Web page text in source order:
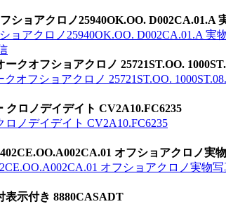
ショアクロノ25940OK.OO. D002CA.01.A
ョアクロノ25940OK.OO. D002CA.01.A 実
クオフショアクロノ 25721ST.OO.
オフショアクロノ 25721ST.OO.
クロノデイデイト CV2A10.FC6235
ノデイデイト CV2A10.FC6235
オフショアクロノ実
オフショアクロノ実物
表示付き 8880CASADT